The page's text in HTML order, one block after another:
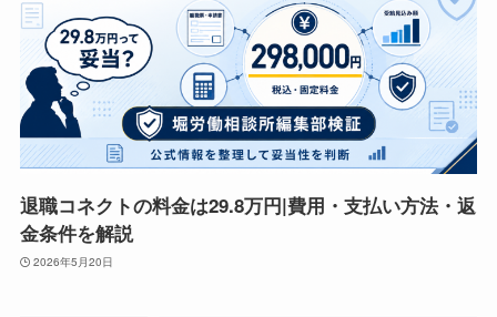
退職コネクトの料金は29.8万円|費用・支払い方法・返
金条件を解説
2026年5月20日